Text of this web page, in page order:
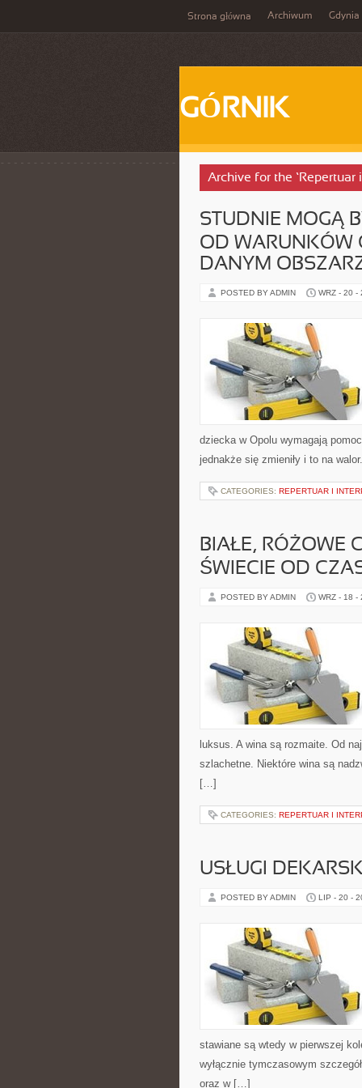
Strona główna Archiwum Gdynia
GÓRNIK
Archive for the ‘Repertuar
STUDNIE MOGĄ
OD WARUNKÓW
DANYM
POSTED BY ADMIN WRZ - 20 -
dziecka w Opolu wymagają
jednakże się zmieniły i to na
CATEGORIES: REPERTUAR I
BIAŁE, RÓŻOWE
ŚWIECIE OD
POSTED BY ADMIN WRZ - 18 -
luksus. A wina są rozmaite. Od
szlachetne. Niektóre wina są
[…]
CATEGORIES: REPERTUAR I
USŁUGI
POSTED BY ADMIN LIP - 20 -
stawiane są wtedy w pierwszej
wyłącznie tymczasowym
oraz w […]